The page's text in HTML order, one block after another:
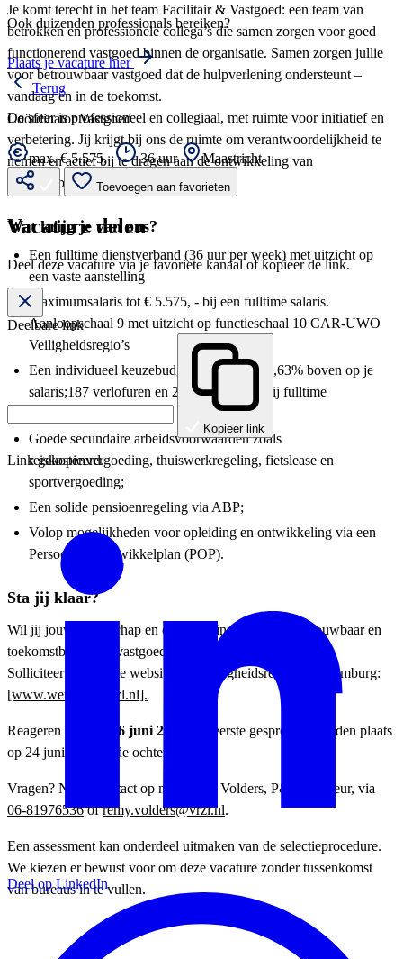
Je komt terecht in het team Facilitair & Vastgoed: een team van
betrokken en professionele collega’s die samen zorgen voor goed
functionerend vastgoed binnen de organisatie. Samen zorgen jullie
voor betrouwbaar vastgoed dat de hulpverlening ondersteunt –
vandaag én in de toekomst.
De sfeer is professioneel en collegiaal, met ruimte voor initiatief en
verbetering. Jij krijgt bij ons de ruimte om verantwoordelijkheid te
nemen en actief bij te dragen aan de ontwikkeling van
vastgoedbeheer binnen de organisatie.
Wat krijg je van ons?
Een fulltime dienstverband (36 uur per week) met uitzicht op
een vaste aanstelling
Maximumsalaris tot € 5.575, - bij een fulltime salaris.
Aanloopschaal 9 met uitzicht op functieschaal 10 CAR-UWO
Veiligheidsregio’s
Een individueel keuzebudget (IKB) van 18,63% boven op je
salaris;187 verlofuren en 201 ADV-uren (bij fulltime
Goede secundaire arbeidsvoorwaarden zoals
reiskostenvergoeding, thuiswerkregeling, fietslease en
sportvergoeding;
Een solide pensioenregeling via ABP;
Volop mogelijkheden voor opleiding en ontwikkeling via een
Persoonlijk Ontwikkelplan (POP).
Sta jij klaar?
Wil jij jouw leiderschap en expertise inzetten voor betrouwbaar en
toekomstbestendig vastgoed?
Solliciteer dan via de website van Veiligheidsregio Zuid-Limburg:
[www.werkenbijvrzl.nl].
Reageren kan t/m 16 juni 2026.
De eerste gesprekken vinden plaats
op 24 juni 2026 in de ochtend.
Vragen? Neem contact op met Remy Volders, P&O adviseur, via
06-81976536ofremy.volders@vrzl.nl.
Een assessment kan onderdeel uitmaken van de selectieprocedure.
We kiezen er bewust voor om deze vacature zonder tussenkomst
van bureaus in te vullen.
Ook duizenden professionals bereiken?
Plaats je vacature hier
Terug
Coördinator Vastgoed
max. € 5.575,- 36 uur Maastricht
Toevoegen aan favorieten
Vacature delen
Deel deze vacature via je favoriete kanaal of kopieer de link.
Deelbare link
Kopieer link
Link gekopieerd.
Deel op LinkedIn